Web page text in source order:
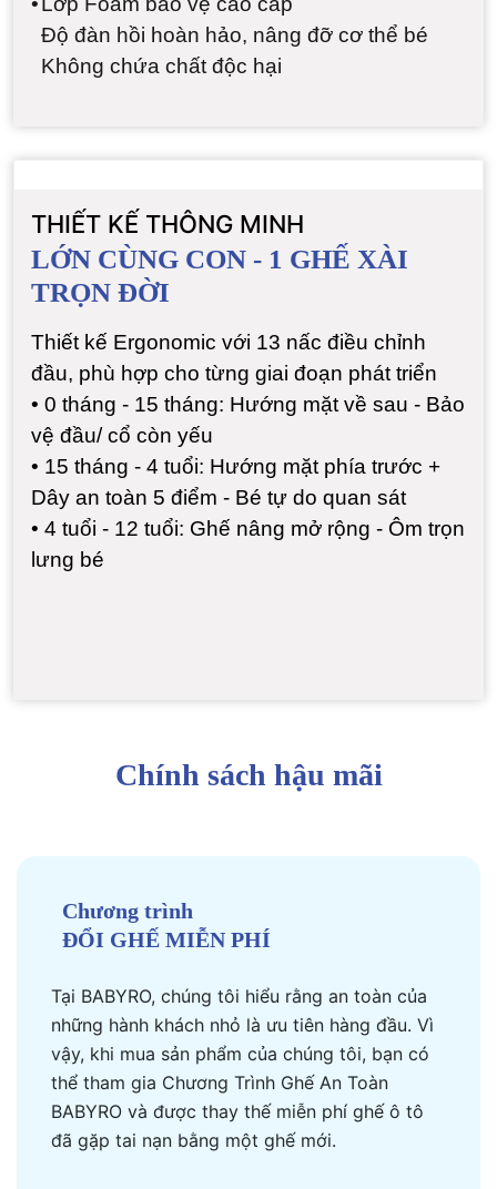
Độ đàn hồi hoàn hảo, nâng đỡ cơ thể bé
Không chứa chất độc hại
THIẾT KẾ THÔNG MINH
LỚN CÙNG CON - 1 GHẾ XÀI
TRỌN ĐỜI
Thiết kế Ergonomic với 13 nấc điều chỉnh
đầu, phù hợp cho từng giai đoạn phát triển
• 0 tháng - 15 tháng: Hướng mặt về sau - Bảo
vệ đầu/ cổ còn yếu
• 15 tháng - 4 tuổi: Hướng mặt phía trước +
Dây an toàn 5 điểm - Bé tự do quan sát
• 4 tuổi - 12 tuổi: Ghế nâng mở rộng - Ôm trọn
lưng bé
Chính sách hậu mãi
Chương trình
ĐỔI GHẾ MIỄN PHÍ
Tại BABYRO, chúng tôi hiểu rằng an toàn của
những hành khách nhỏ là ưu tiên hàng đầu. Vì
vậy, khi mua sản phẩm của chúng tôi, bạn có
thể tham gia Chương Trình Ghế An Toàn
BABYRO và được thay thế miễn phí ghế ô tô
đã gặp tai nạn bằng một ghế mới.